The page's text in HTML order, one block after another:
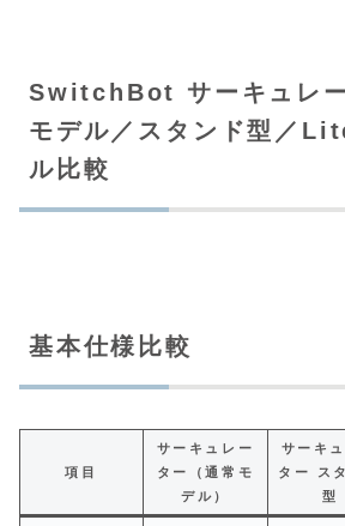
SwitchBot サーキュレ
モデル／スタンド型／
ル比較
基本仕様比較
項目
サーキュレー
ター（通常モ
デル）
サーキ
ター ス
型